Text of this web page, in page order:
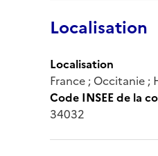
Localisation
Localisation
France ; Occitanie ;
Code INSEE de la
34032